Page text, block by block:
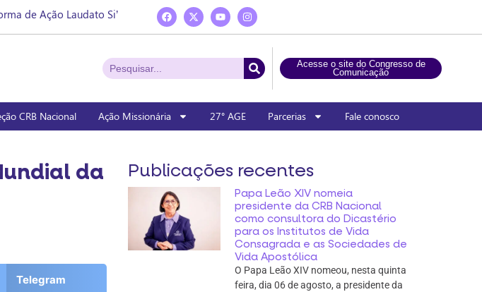
de Ação Laudato Si’
Acesse o site do Congresso de
Comunicação
CRB Nacional Ação Missionária 27° AGE Parcerias Fale conosco
da
Telegram
Publicações recentes
Papa Leão XIV nomeia
presidente da CRB Nacional
como consultora do Dicastério
para os Institutos de Vida
Consagrada e as Sociedades de
Vida Apostólica
O Papa Leão XIV nomeou, nesta quinta
feira, dia 06 de agosto, a presidente da